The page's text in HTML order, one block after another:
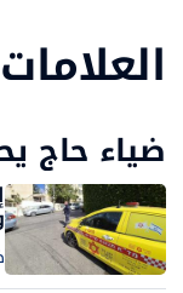
العلامات
ضياء حاج